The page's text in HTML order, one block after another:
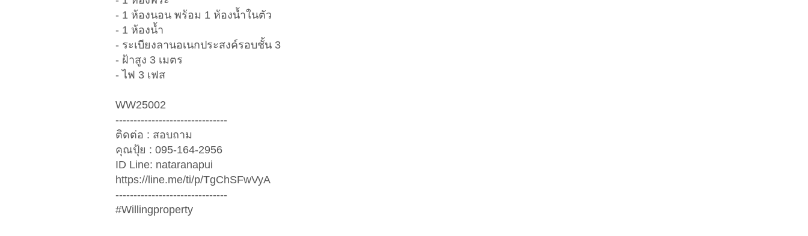
- 1 ห้องนอน พร้อม 1 ห้องน้ำในตัว
- 1 ห้องน้ำ
- ระเบียงลานอเนกประสงค์รอบชั้น 3
- ฝ้าสูง 3 เมตร
- ไฟ 3 เฟส
WW25002
-------------------------------
ติดต่อ : สอบถาม
คุณปุ้ย : 095-164-2956
ID Line: nataranapui
https://line.me/ti/p/TgChSFwVyA
-------------------------------
#Willingproperty